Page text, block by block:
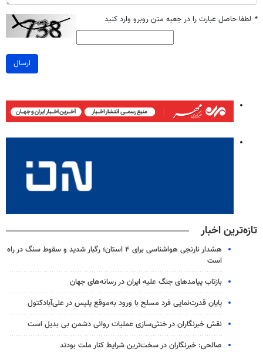
* لطفا حاصل عبارت را در جعبه متن روبرو وارد کنید
ارسال
تازه‌ترین اخبار
هشدار نارنجی هواشناسی برای ۴ استان؛ رگبار شدید و سقوط سنگ در راه
است
بازتاب پیامدهای جنگ علیه ایران در رسانه‌های جهان
پایان قدرت‌نمایی فرد مسلح با ورود به‌موقع پلیس در علی‌آبادکتول
نقش خبرنگاران در خنثی‌سازی عملیات روانی دشمن بی بدیل است
صالحی: خبرنگاران در سخت‌ترین شرایط کنار ملت بودند